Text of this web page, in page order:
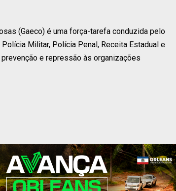
(Gaeco) é uma força-tarefa conduzida pelo
Militar, Polícia Penal, Receita Estadual e
e repressão às organizações